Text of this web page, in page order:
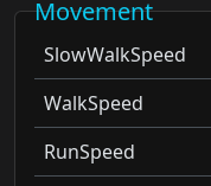
Movement
SlowWalkSpeed
WalkSpeed
RunSpeed